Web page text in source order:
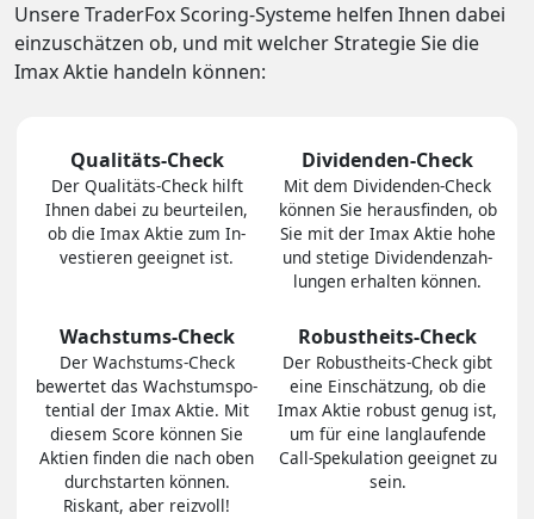
Unsere TraderFox Scoring-Systeme helfen Ihnen dabei
einzuschätzen ob, und mit welcher Strategie Sie die
Imax Aktie handeln können:
Qualitäts-Check
Der Quali­täts-Check hilft
Ihnen dabei zu be­ur­tei­len,
ob die Imax Aktie zum In­
ves­tie­ren geeig­net ist.
Dividenden-Check
Mit dem Divi­den­den-Check
können Sie heraus­finden, ob
Sie mit der Imax Aktie hohe
und stetige Divi­den­den­zah­
lungen er­hal­ten können.
Wachstums-Check
Der Wachs­tums-Check
bewertet das Wachs­tums­po­
ten­tial der Imax Aktie. Mit
diesem Score können Sie
Aktien finden die nach oben
durch­star­ten können.
Riskant, aber reiz­voll!
Robustheits-Check
Der Robust­heits-Check gibt
eine Ein­schät­zung, ob die
Imax Aktie robust genug ist,
um für eine lang­lau­fen­de
Call-Spe­ku­la­tion ge­eig­net zu
sein.